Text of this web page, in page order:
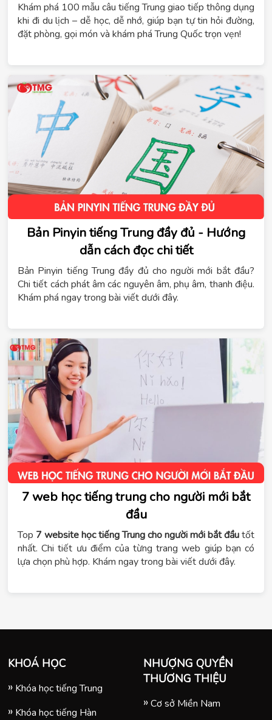
Khám phá 100 mẫu câu tiếng Trung giao tiếp thông dụng
khi đi du lịch – dễ học, dễ nhớ, giúp bạn tự tin hỏi đường,
đặt phòng, gọi món và khám phá Trung Quốc trọn vẹn!
Bản Pinyin tiếng Trung đầy đủ - Hướng
dẫn cách đọc chi tiết
Bản Pinyin tiếng Trung đầy đủ cho người mới bắt đầu?
Chi tiết cách phát âm các nguyên âm, phụ âm, thanh điệu.
Khám phá ngay trong bài viết dưới đây.
7 web học tiếng trung cho người mới bắt
đầu
Top 7 website học tiếng Trung cho người mới bắt đầutốt
nhất. Chi tiết ưu điểm của từng trang web giúp bạn có
lựa chọn phù hợp. Khám ngay trong bài viết dưới đây.
KHOÁ HỌC
Khóa học tiếng Trung
Khóa học tiếng Hàn
NHƯỢNG QUYỀN
THƯƠNG THIỆU
Cơ sở Miền Nam